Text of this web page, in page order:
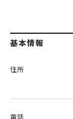
基本情報
住所
電話